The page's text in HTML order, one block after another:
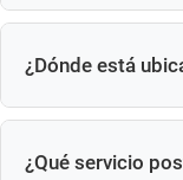
Se trata de un
¿Dónde está
Sala 301, Edificio
¿Qué servicio